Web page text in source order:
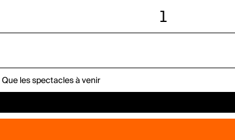
l
Que les spectacles à venir